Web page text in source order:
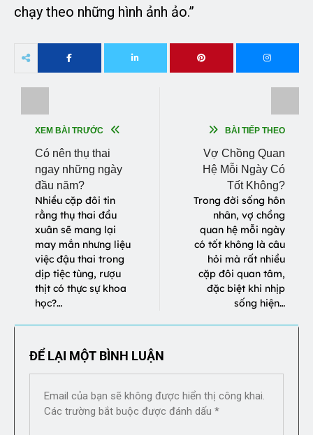
chạy theo những hình ảnh ảo.”
XEM BÀI TRƯỚC
Có nên thụ thai
ngay những ngày
đầu năm?
Nhiều cặp đôi tin
rằng thụ thai đầu
xuân sẽ mang lại
may mắn nhưng liệu
việc đậu thai trong
dịp tiệc tùng, rượu
thịt có thực sự khoa
học?…
BÀI TIẾP THEO
Vợ Chồng Quan
Hệ Mỗi Ngày Có
Tốt Không?
Trong đời sống hôn
nhân, vợ chồng
quan hệ mỗi ngày
có tốt không là câu
hỏi mà rất nhiều
cặp đôi quan tâm,
đặc biệt khi nhịp
sống hiện…
ĐỂ LẠI MỘT BÌNH LUẬN
Email của bạn sẽ không được hiển thị công khai.
Các trường bắt buộc được đánh dấu *